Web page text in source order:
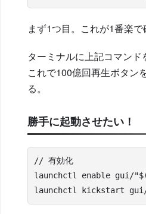
まず1つ目。これが1番楽で
ターミナルに上記コマンド
これで100億回再生ボタン
る。
勝手に起動させたい！
// 有効化
launchctl enable gui/
launchctl kickstart